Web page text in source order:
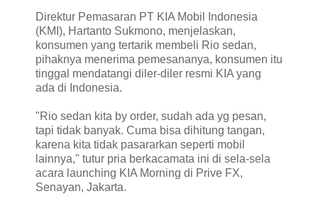
Direktur Pemasaran PT KIA Mobil Indonesia
(KMI), Hartanto Sukmono, menjelaskan,
konsumen yang tertarik membeli Rio sedan,
pihaknya menerima pemesananya, konsumen itu
tinggal mendatangi diler-diler resmi KIA yang
ada di Indonesia.
"Rio sedan kita by order, sudah ada yg pesan,
tapi tidak banyak. Cuma bisa dihitung tangan,
karena kita tidak pasararkan seperti mobil
lainnya," tutur pria berkacamata ini di sela-sela
acara launching KIA Morning di Prive FX,
Senayan, Jakarta.